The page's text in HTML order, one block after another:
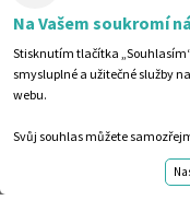
nabídky jako
Na Vašem soukromí
Stisknutím tlačítka
smysluplné a užitečné služby
webu.
Svůj souhlas můžete